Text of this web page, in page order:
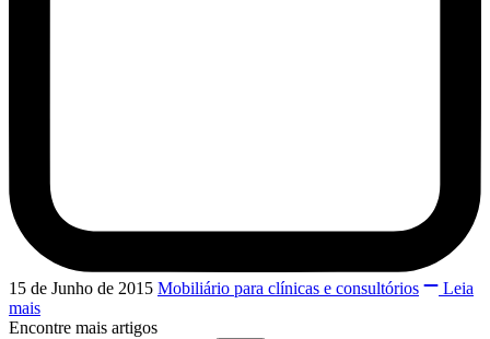
15 de Junho de 2015 Mobiliário para clínicas e consultórios
Leia
mais
Encontre mais artigos